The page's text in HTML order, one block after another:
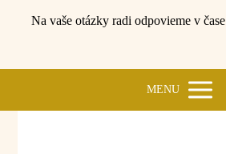
Na vaše otázky radi odpovieme v čase
MENU